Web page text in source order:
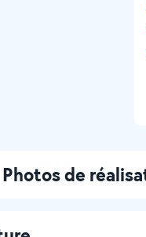
Photos de